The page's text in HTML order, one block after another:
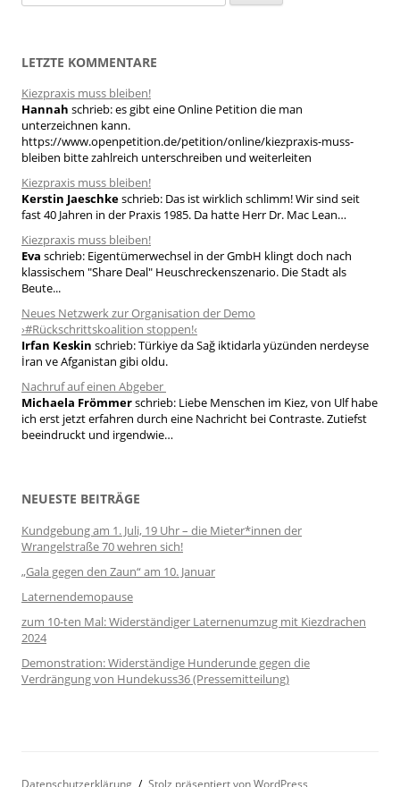
u
n
n
a
c
h
:
LETZTE KOMMENTARE
Kiezpraxis muss bleiben!
Hannah schrieb:es gibt eine Online Petition die man
unterzeichnen kann.
https://www.openpetition.de/petition/online/kiezpraxis-muss-
bleiben bitte zahlreich unterschreiben und weiterleiten
Kiezpraxis muss bleiben!
Kerstin Jaeschkeschrieb: Das ist wirklich schlimm! Wir sind seit
fast 40 Jahren in der Praxis 1985. Da hatte Herr Dr. Mac Lean…
Kiezpraxis muss bleiben!
Eva schrieb: Eigentümerwechsel in der GmbH klingt doch nach
klassischem "Share Deal" Heuschreckenszenario. Die Stadt als
Beute...
Neues Netzwerk zur Organisation der Demo
›#Rückschrittskoalition stoppen!‹
Irfan Keskin schrieb:Türkiye da Sağ iktidarla yüzünden nerdeyse
İran ve Afganistan gibi oldu.
Nachruf auf einen Abgeber
Michaela Frömmerschrieb: Liebe Menschen im Kiez, von Ulf habe
ich erst jetzt erfahren durch eine Nachricht bei Contraste. Zutiefst
beeindruckt und irgendwie…
NEUESTE BEITRÄGE
Kundgebung am 1. Juli, 19 Uhr – die Mieter*innen der
Wrangelstraße 70 wehren sich!
„Gala gegen den Zaun“ am 10. Januar
Laternendemopause
zum 10-ten Mal: Widerständiger Laternenumzug mit Kiezdrachen
2024
Demonstration: Widerständige Hunderunde gegen die
Verdrängung von Hundekuss36 (Pressemitteilung)
Datenschutzerklärung Stolz präsentiert von WordPress